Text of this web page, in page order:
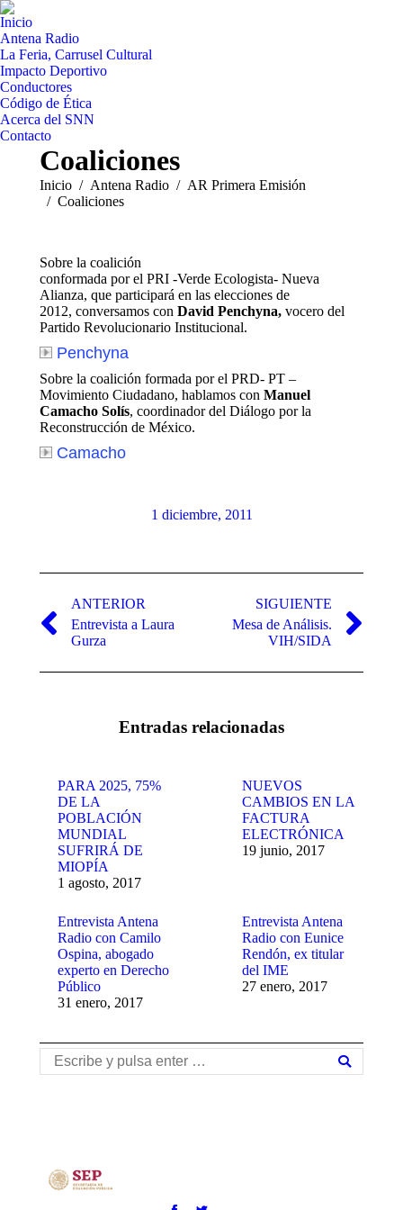
Inicio
Antena Radio
La Feria, Carrusel Cultural
Impacto Deportivo
Conductores
Código de Ética
Acerca del SNN
Contacto
Coaliciones
Estás aquí:
Inicio Antena Radio
AR Primera Emisión
Coaliciones
Sobre la coalición
conformada por el PRI -Verde Ecologista- Nueva
Alianza, que participará en las elecciones de
2012, conversamos con David Penchyna, vocero del
Partido Revolucionario Institucional.
Penchyna
Sobre la coalición formada por el PRD- PT –
Movimiento Ciudadano, hablamos con Manuel
Camacho Solís, coordinador del Diálogo por la
Reconstrucción de México.
Camacho
1 diciembre, 2011
entre
publicaciones
ANTERIOR
Publicación
anterior:
Entrevista a Laura
Gurza
SIGUIENTE
Publicación
siguiente:
Mesa de Análisis.
VIH/SIDA
Entradas relacionadas
PARA 2025, 75%
DE LA
POBLACIÓN
MUNDIAL
SUFRIRÁ DE
MIOPÍA
1 agosto, 2017
NUEVOS
CAMBIOS EN LA
FACTURA
ELECTRÓNICA
19 junio, 2017
Entrevista Antena
Radio con Camilo
Ospina, abogado
experto en Derecho
Público
31 enero, 2017
Entrevista Antena
Radio con Eunice
Rendón, ex titular
del IME
27 enero, 2017
Buscar: